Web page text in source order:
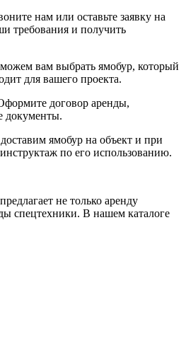
нам или оставьте заявку на
требования и получить
вам выбрать ямобур, который
для вашего проекта.
договор аренды,
документы.
ямобур на объект и при
по его использованию.
не только аренду
спецтехники. В нашем каталоге